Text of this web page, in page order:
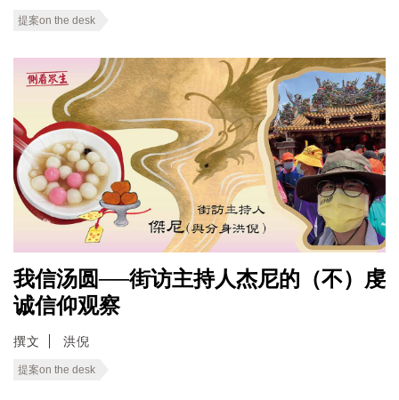
提案on the desk
我信汤圆──街访主持人杰尼的（不）虔
诚信仰观察
撰文 洪倪
提案on the desk